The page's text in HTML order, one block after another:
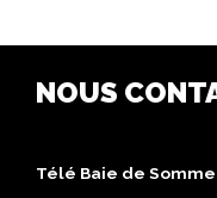
NOUS
Télé Baie de Somme